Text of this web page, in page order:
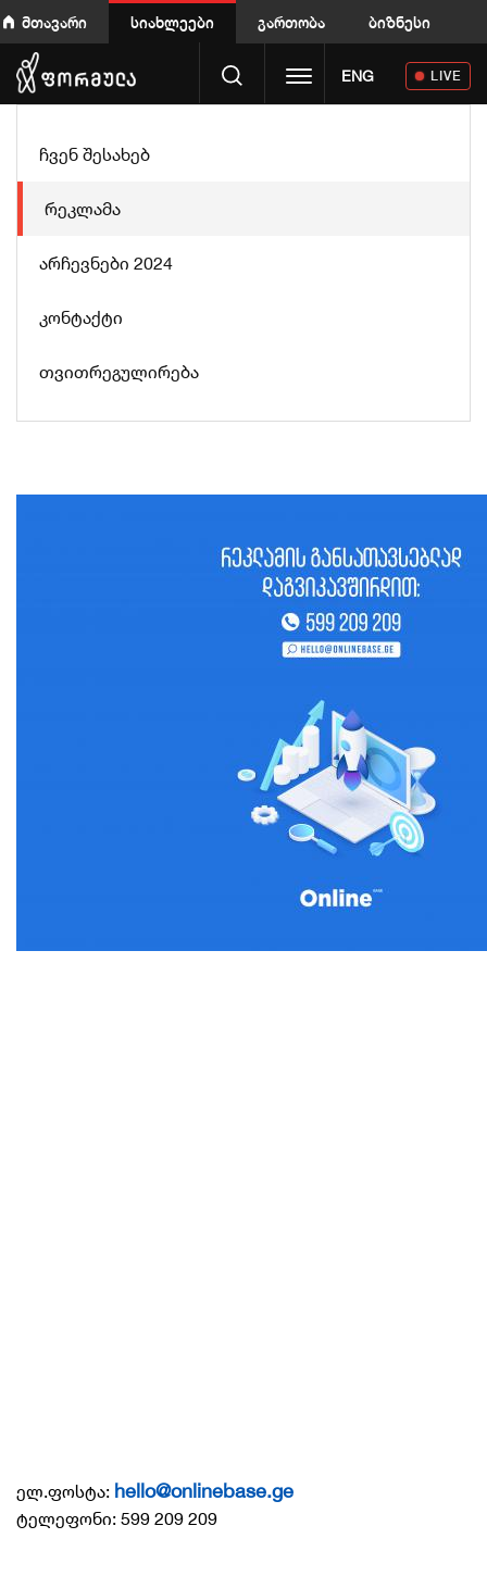
მთავარი სიახლეები გართობა ბიზნესი
Toggle navigation
ENG LIVE
ჩვენ შესახებ
რეკლამა
არჩევნები 2024
კონტაქტი
თვითრეგულირება
ელ.ფოსტა: hello@onlinebase.ge
ტელეფონი: 599 209 209